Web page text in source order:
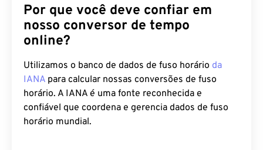
Por que você deve confiar em
nosso conversor de tempo
online?
Utilizamos o banco de dados de fuso horário da
IANA para calcular nossas conversões de fuso
horário. A IANA é uma fonte reconhecida e
confiável que coordena e gerencia dados de fuso
horário mundial.